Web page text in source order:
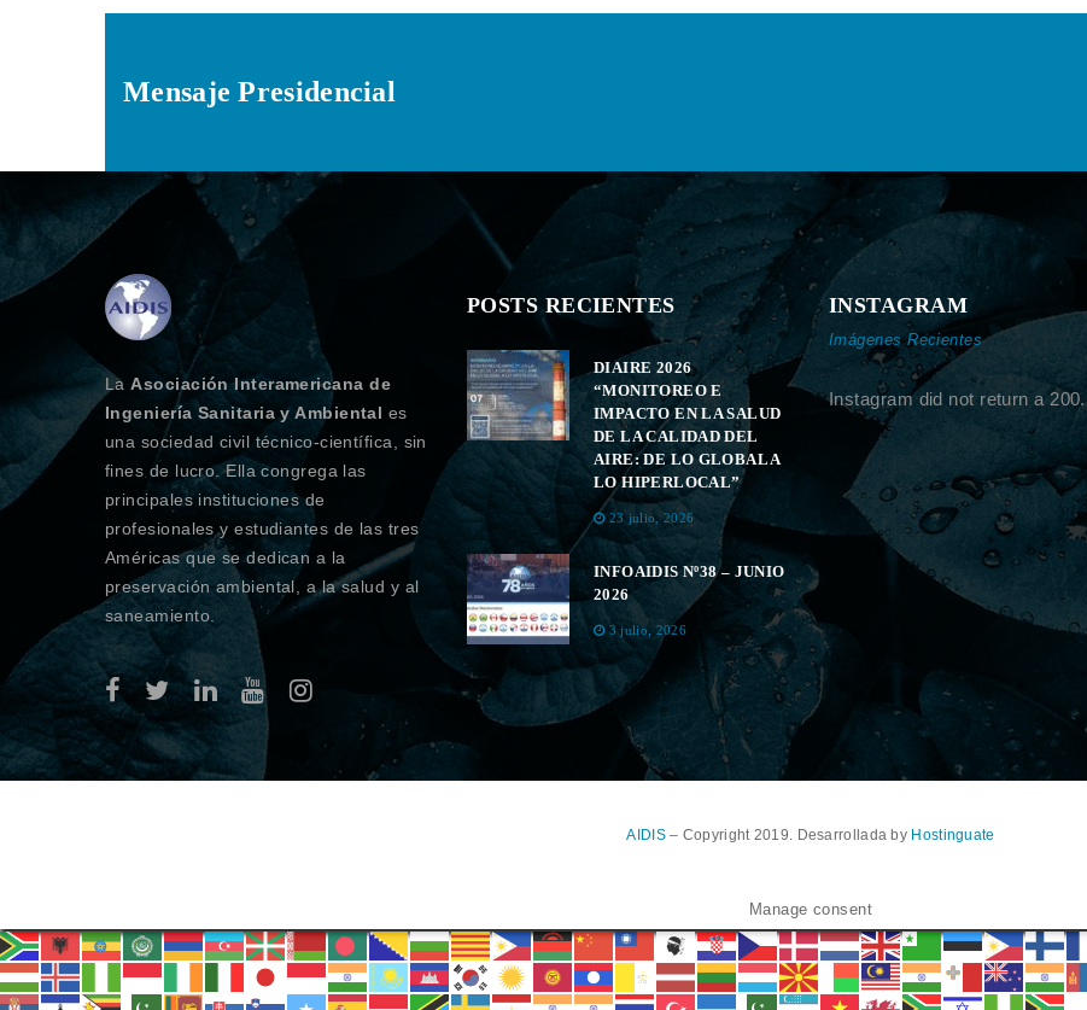
Mensaje Presidencial
La Asociación Interamericana de
Ingeniería Sanitaria y Ambiental es
una sociedad civil técnico-científica, sin
fines de lucro. Ella congrega las
principales instituciones de
profesionales y estudiantes de las tres
Américas que se dedican a la
preservación ambiental, a la salud y al
saneamiento.
POSTS RECIENTES
DIAIRE 2026
“MONITOREO E
IMPACTO EN LA SALUD
DE LA CALIDAD DEL
AIRE: DE LO GLOBAL A
LO HIPERLOCAL”
23 julio, 2026
INFOAIDIS Nº38 – JUNIO
2026
3 julio, 2026
INSTAGRAM
Imágenes Recientes
Instagram did not return a 200.
AIDIS– Copyright 2019. Desarrollada by Hostinguate
Manage consent